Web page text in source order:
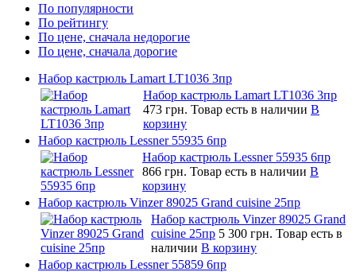
По популярности
По рейтингу
По цене, сначала недорогие
По цене, сначала дорогие
Набор кастрюль Lamart LT1036 3пр
Набор кастрюль Lamart LT1036 3пр
473 грн. Товар есть в наличии В
корзину
Набор кастрюль Lessner 55935 6пр
Набор кастрюль Lessner 55935 6пр
866 грн. Товар есть в наличии В
корзину
Набор кастрюль Vinzer 89025 Grand cuisine 25пр
Набор кастрюль Vinzer 89025 Grand
cuisine 25пр 5 300 грн. Товар есть в
наличии В корзину
Набор кастрюль Lessner 55859 6пр